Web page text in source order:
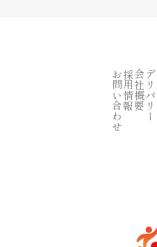
デリバリー
会社概要
採用情報
お問い合わせ